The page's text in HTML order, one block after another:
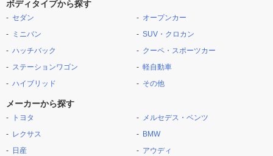
ボディタイプから探す
セダン
ミニバン
ハッチバック
ステーションワゴン
ハイブリッド
オープンカー
SUV・クロカン
クーペ・スポーツカー
軽自動車
その他
メーカーから探す
トヨタ
レクサス
日産
メルセデス・ベンツ
BMW
アウディ